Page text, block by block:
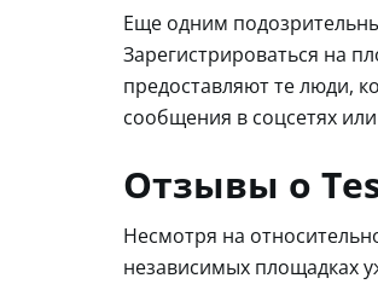
Еще одним
Зарегистрироваться на
предоставляют те люди,
сообщения в соцсетях
Отзывы о
Несмотря на
независимых площадках